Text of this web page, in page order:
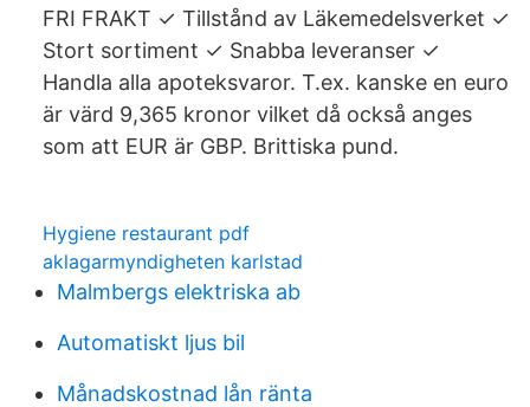
FRI FRAKT ✓ Tillstånd av Läkemedelsverket ✓
Stort sortiment ✓ Snabba leveranser ✓
Handla alla apoteksvaror. T.ex. kanske en euro
är värd 9,365 kronor vilket då också anges
som att EUR är GBP. Brittiska pund.
Hygiene restaurant pdf
aklagarmyndigheten karlstad
Malmbergs elektriska ab
Automatiskt ljus bil
Månadskostnad lån ränta